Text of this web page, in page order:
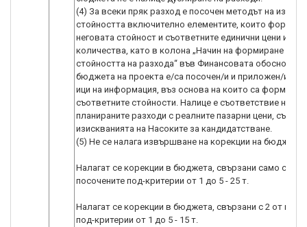
(4) За всеки пряк разход е посочен методът на
стойността включително елементите, които
неговата стойност и съответните единични цени и
количества, като в колона „Начин на формиране на
стойността на разхода“ във Финансовата обосновка
бюджета на проекта е/са посочен/и и приложен/и
ици на информация, въз основа на които са
съответните стойности. Налице е съответствие на
планираните разходи с реалните пазарни цени,
изискванията на Насоките за кандидатстване.
(5) Не се налага извършване на корекции на бюджета
Налагат се корекции в бюджета, свързани само с 1 от
посочените под-критерии от 1 до 5 - 25 т.
Налагат се корекции в бюджета, свързани с 2 от
под-критерии от 1 до 5 - 15 т.